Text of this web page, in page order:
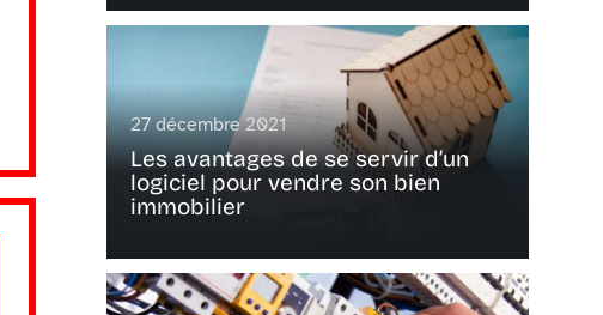
27 décembre 2021
Les avantages de se servir d’un
logiciel pour vendre son bien
immobilier